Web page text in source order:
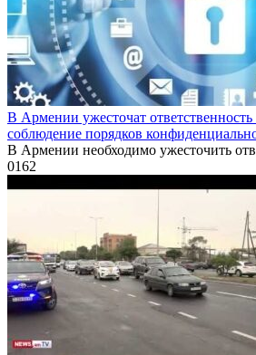
В Армении ужесточат
соблюдение порядков
В Армении необходимо ужесточить
0162